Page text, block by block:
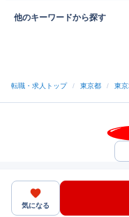
他のキーワードから探す
転職・求人トップ / 東京都 / 東
気になる
中途採用をご検討の企業様